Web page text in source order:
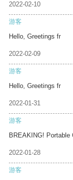
2022-02-10
游客
Hello, Greetings fr
2022-02-09
游客
Hello, Greetings fr
2022-01-31
游客
BREAKING! Portable
2022-01-28
游客